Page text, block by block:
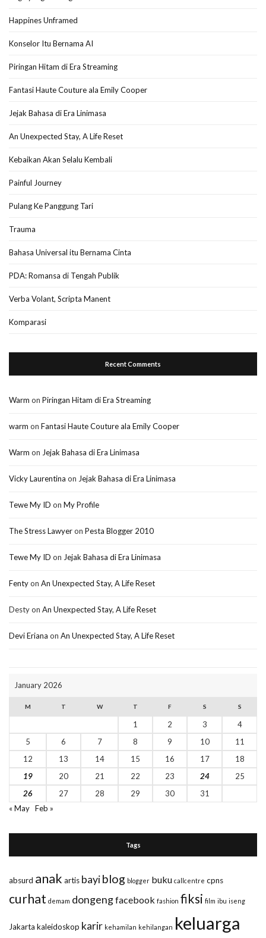
Happines Unframed
Konselor Itu Bernama AI
Piringan Hitam di Era Streaming
Fantasi Haute Couture ala Emily Cooper
Jejak Bahasa di Era Linimasa
An Unexpected Stay, A Life Reset
Kebaikan Akan Selalu Kembali
Painful Journey
Pulang Ke Panggung Tari
Trauma
Bahasa Universal itu Bernama Cinta
PDA: Romansa di Tengah Publik
Verba Volant, Scripta Manent
Komparasi
Recent Comments
Warm on Piringan Hitam di Era Streaming
warm on Fantasi Haute Couture ala Emily Cooper
Warm on Jejak Bahasa di Era Linimasa
Vicky Laurentina on Jejak Bahasa di Era Linimasa
Tewe My ID on My Profile
The Stress Lawyeron Pesta Blogger 2010
Tewe My ID on Jejak Bahasa di Era Linimasa
Fentyon An Unexpected Stay, A Life Reset
Destyon An Unexpected Stay, A Life Reset
Devi Eriana on An Unexpected Stay, A Life Reset
January 2026
M T W T F S S
1 2 3
4
5
6 7 8 9 10
11
12
13 14 15 16 17
18
19
20 21 22 23 24
25
26
27 28 29 30
31
« May Feb »
Tags
absurd anak artis bayiblog blogger buku callcentre cpns
curhat demam dongengfacebook fashion fiksi film ibu iseng
Jakarta kaleidoskop karir kehamilan kehilangan keluarga